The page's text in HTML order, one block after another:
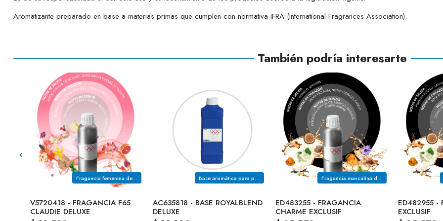
Aromatizante preparado en base a materias primas que cumplen con normativa IFRA (International Fragrances Association).
También podría interesarte
Fragancia femenina de la familia olfativa FLORAL OZONICA
V5720418 - FRAGANCIA F65
CLAUDIE DELUXE
Base aromática para perfumería
AC635818 - BASE ROYALBLEND
DELUXE
Fragancia masculina de la familia olfativa MADEROSA AMBARADA ESPECIADA
ED483255 - FRAGANCIA
CHARME EXCLUSIF
ED482955 -
EXCLUSIF